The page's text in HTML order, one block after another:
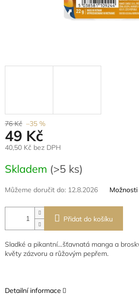
76 Kč –35 %
49 Kč
40,50 Kč bez DPH
cena:
Skladem (>5 ks)
Můžeme doručit do: 12.8.2026
Přidat do košíku
Sladké a pikantní…šťavnatá manga a
květy zázvoru a růžovým pepřem.
Detailní informace